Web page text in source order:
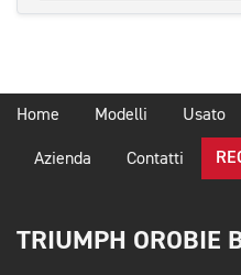
Home Modelli Usato
Azienda Contatti
TRIUMPH OROBIE